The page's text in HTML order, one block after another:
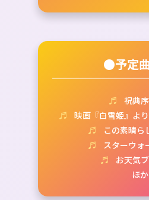
●予定
♬
祝典
♬
映画『白雪姫』よ
♬
この素晴ら
♬
スターウォ
♬
お天気
ほか